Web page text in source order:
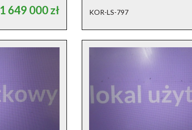
1 649 000 zł KOR-LS-797